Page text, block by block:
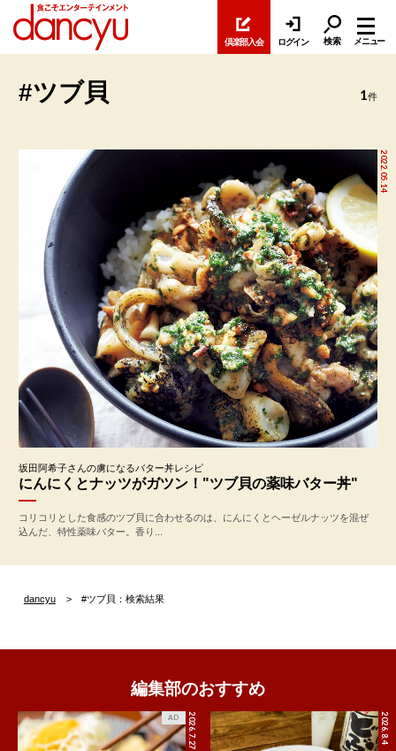
倶楽部入会 ログイン 検索 メニュー
#ツブ貝 1件
2022.05.14
坂田阿希子さんの虜になるバター丼レシピ
にんにくとナッツがガツン！"ツブ貝の薬味バター丼"
コリコリとした食感のツブ貝に合わせるのは、にんにくとヘーゼルナッツを混ぜ
込んだ、特性薬味バター。香り...
dancyu #ツブ貝：検索結果
編集部のおすすめ
2026.7.27
AD 2026.8.4